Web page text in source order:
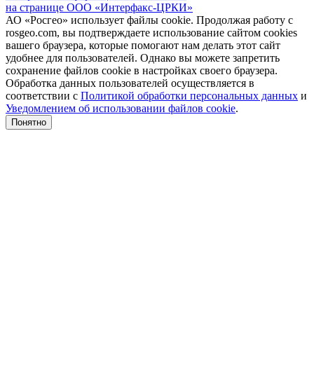
на странице ООО «Интерфакс-ЦРКИ»
АО «Росгео» использует файлы cookie. Продолжая работу с
rosgeo.com, вы подтверждаете использование сайтом cookies
вашего браузера, которые помогают нам делать этот сайт
удобнее для пользователей. Однако вы можете запретить
сохранение файлов cookie в настройках своего браузера.
Обработка данных пользователей осуществляется в
соответствии с Политикой обработки персональных данных и
Уведомлением об использовании файлов cookie.
Понятно